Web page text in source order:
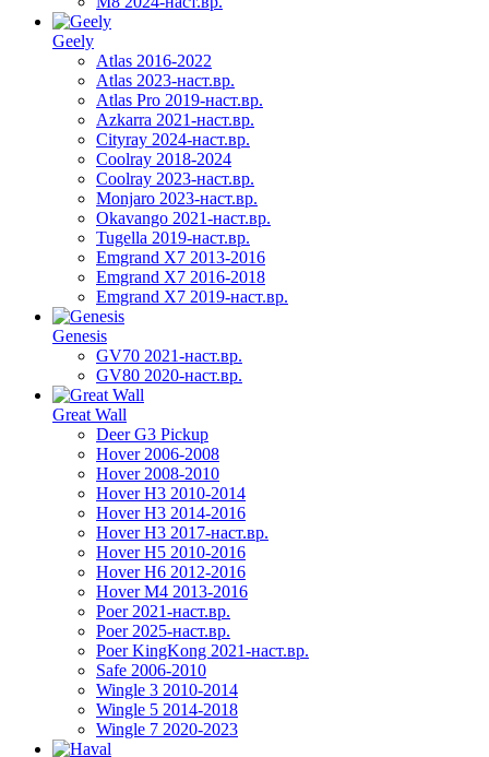
Geely
Atlas 2016-2022
Atlas 2023-наст.вр.
Atlas Pro 2019-наст.вр.
Azkarra 2021-наст.вр.
Cityray 2024-наст.вр.
Coolray 2018-2024
Coolray 2023-наст.вр.
Monjaro 2023-наст.вр.
Okavango 2021-наст.вр.
Tugella 2019-наст.вр.
Emgrand Х7 2013-2016
Emgrand X7 2016-2018
Emgrand X7 2019-наст.вр.
Genesis
GV70 2021-наст.вр.
GV80 2020-наст.вр.
Great Wall
Deer G3 Pickup
Hover 2006-2008
Hover 2008-2010
Hover H3 2010-2014
Hover H3 2014-2016
Hover H3 2017-наст.вр.
Hover H5 2010-2016
Hover H6 2012-2016
Hover M4 2013-2016
Poer 2021-наст.вр.
Poer 2025-наст.вр.
Poer KingKong 2021-наст.вр.
Safe 2006-2010
Wingle 3 2010-2014
Wingle 5 2014-2018
Wingle 7 2020-2023